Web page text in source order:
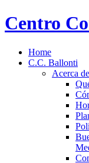
Centro
Home
C.C. Ballonti
Acerca